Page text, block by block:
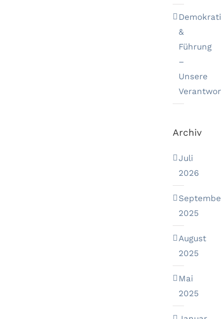
&
Führung
–
Unsere
Archiv
Juli
2026
2025
August
2025
Mai
2025